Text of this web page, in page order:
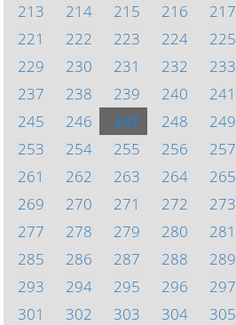
213
214 215 216 217
221
222 223 224 225
229
230 231 232 233
237
238 239 240 241
245
246 247 248 249
253
254 255 256 257
261
262 263 264 265
269
270 271 272 273
277
278 279 280 281
285
286 287 288 289
293
294 295 296 297
301
302 303 304 305